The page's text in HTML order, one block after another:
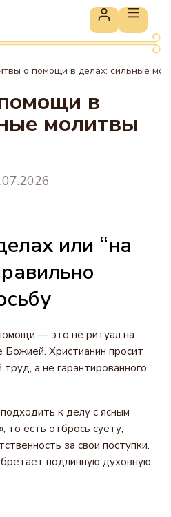
о помощи в делах: сильные
в
молитвы
или “на
— это не ритуал на
Божией. Христианин просит
а не гарантированного
к делу с ясным
то есть отбрось суету,
за свои поступки.
подлинную духовную